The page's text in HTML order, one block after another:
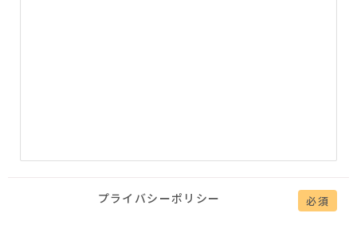
プライバシーポリシー 必須